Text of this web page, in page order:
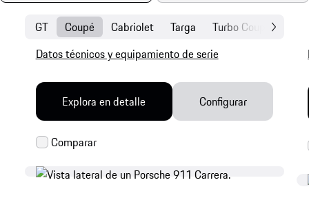
GT Coupé Cabriolet Targa Turbo Coupé
Datos técnicos y equipamiento de serie
Explora en detalle Configurar